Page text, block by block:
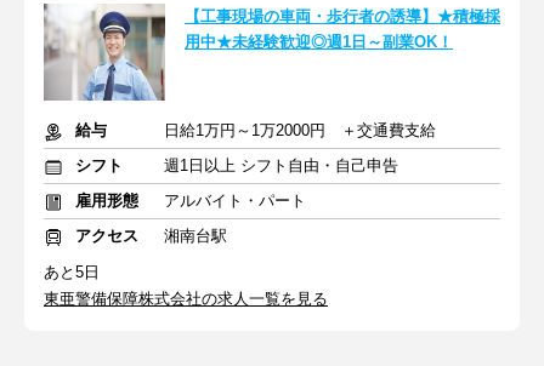
【工事現場の車両・歩行者の誘導】★積極採
用中★未経験歓迎◎週1日～副業OK！
給与
日給1万円～1万2000円 ＋交通費支給
シフト
週1日以上 シフト自由・自己申告
雇用形態
アルバイト・パート
アクセス
湘南台駅
あと5日
東亜警備保障株式会社の求人一覧を見る